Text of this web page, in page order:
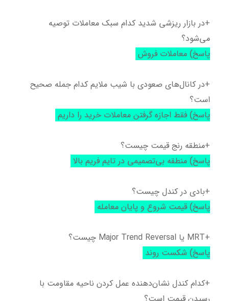
+در بازار ریزشی شدید کدام سبک معاملات توصیه
می‌شود؟
پاسخ) معاملات فروش
+در کانال‌های صعودی با شیب ملایم کدام جمله صحیح
است؟
پاسخ) فقط اجازه گرفتن معاملات خرید را داریم
+منطقه رنج قیمت چیست؟
پاسخ) منطقه بی‌تصمیمی در تایم فریم بالا
+بادی در کندل چیست؟
پاسخ) قیمت شروع و پایان معامله
+MRT یا Major Trend Reversal چیست؟
پاسخ) شکست روند
+کدام کندل نشان‌دهنده عمل کردن ناحیه مقاومت با